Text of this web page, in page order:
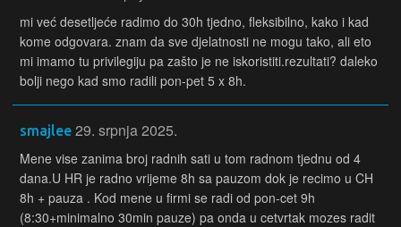
mi već desetljeće radimo do 30h tjedno, fleksibilno, kako i kad
kome odgovara. znam da sve djelatnosti ne mogu tako, ali eto
mi imamo tu privilegiju pa zašto je ne iskoristiti.rezultati? daleko
bolji nego kad smo radili pon-pet 5 x 8h.
smajlee 29. srpnja 2025.
Mene vise zanima broj radnih sati u tom radnom tjednu od 4
dana.U HR je radno vrijeme 8h sa pauzom dok je recimo u CH
8h + pauza . Kod mene u firmi se radi od pon-cet 9h
(8:30+minimalno 30min pauze) pa onda u cetvrtak mozes radit